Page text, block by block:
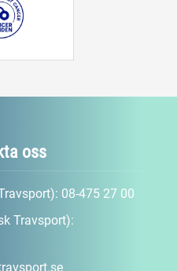
oss
08-475 27 00
Travsport):